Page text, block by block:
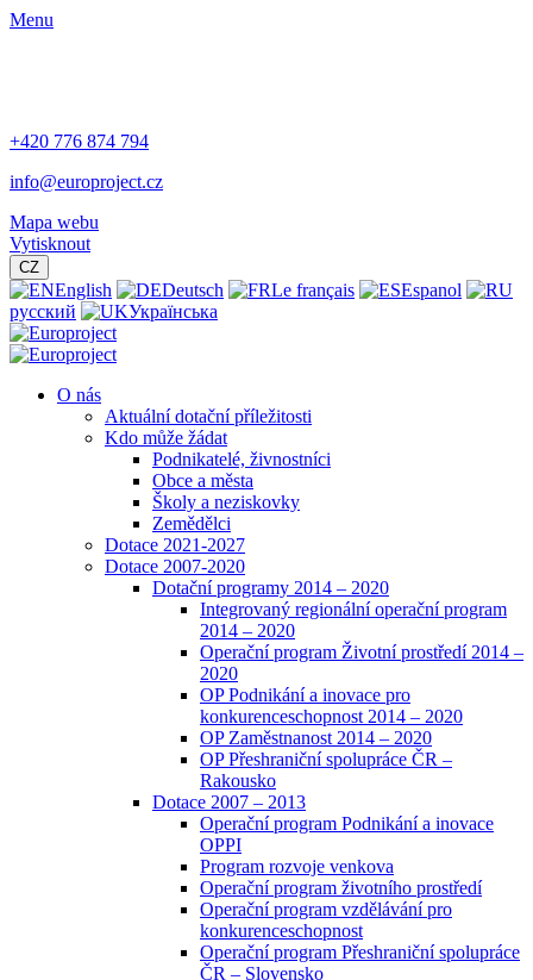
Menu
+420 776 874 794
info@europroject.cz
Mapa webu
Vytisknout
CZ
English Deutsch Le français
Espanol
русский
Українська
O nás
Aktuální dotační příležitosti
Kdo může žádat
Podnikatelé, živnostníci
Obce a města
Školy a neziskovky
Zemědělci
Dotace 2021-2027
Dotace 2007-2020
Dotační programy 2014 – 2020
Integrovaný regionální operační program
2014 – 2020
Operační program Životní prostředí 2014 –
2020
OP Podnikání a inovace pro
konkurenceschopnost 2014 – 2020
OP Zaměstnanost 2014 – 2020
OP Přeshraniční spolupráce ČR –
Rakousko
Dotace 2007 – 2013
Operační program Podnikání a inovace
OPPI
Program rozvoje venkova
Operační program životního prostředí
Operační program vzdělávání pro
konkurenceschopnost
Operační program Přeshraniční spolupráce
ČR – Slovensko